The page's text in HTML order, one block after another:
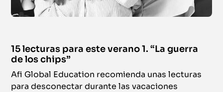
15 lecturas para este verano 1. “La guerra
de los chips”
Afi Global Education recomienda unas lecturas
para desconectar durante las vacaciones